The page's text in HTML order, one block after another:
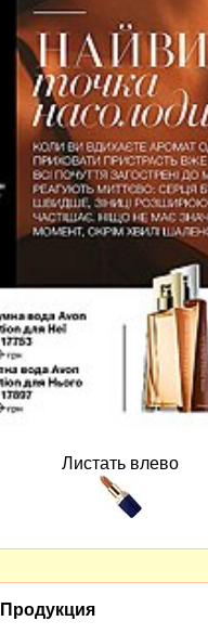
Листать влево
Продукция